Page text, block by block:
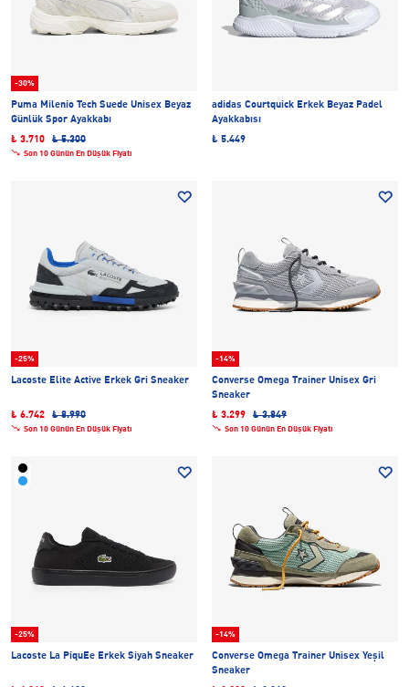
-30%
Puma Milenio Tech Suede Unisex Beyaz
Günlük Spor Ayakkabı
₺ 3.710
₺ 5.300
Son 10 Günün En Düşük Fiyatı
adidas Courtquick Erkek Beyaz Padel
Ayakkabısı
₺ 5.449
-25%
Lacoste Elite Active Erkek Gri Sneaker
₺ 6.742 ₺ 8.990
Son 10 Günün En Düşük Fiyatı
-14%
Converse Omega Trainer Unisex Gri
Sneaker
₺ 3.299
₺ 3.849
Son 10 Günün En Düşük Fiyatı
-25%
Lacoste La PiquEe Erkek Siyah Sneaker
-14%
Converse Omega Trainer Unisex Yeşil
Sneaker